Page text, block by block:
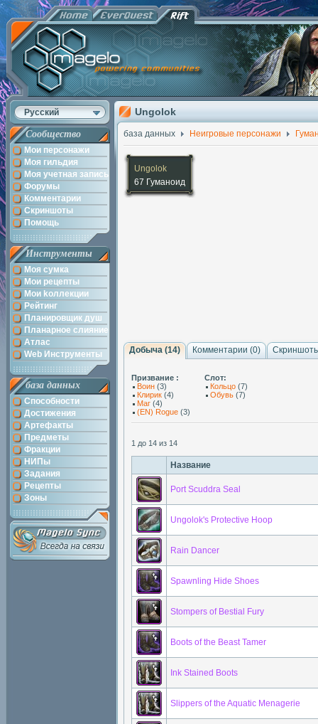
Русский
Сообщество
Мои персонажи
Моя гильдия
Моя учетная запись
Форумы
Комментарии
Скриншоты
Помощь
Инструменты
Моя сумка
Мои рецепты
Мои kоллекции
Рейтинг
Планировщик душ
Планарное слияние
Атлас
Web Инструменты
база данных
Способности
Достижения
Артефакты
Предметы
Фракции
НИПы
Задания
Рецепты
Зоны
Ungolok
база данных Неигровые персонажи
Ungolok
67 Гуманоид
Добыча (14) Комментарии (0)
Призвание :
Воин (3)
Клирик (4)
Маг (4)
(EN) Rogue (3)
Слот:
Кольцо (7)
Обувь (7)
1 до 14 из 14
Название
Port Scuddra Seal
Ungolok's Protective Hoop
Rain Dancer
Spawnling Hide Shoes
Stompers of Bestial Fury
Boots of the Beast Tamer
Ink Stained Boots
Slippers of the Aquatic Menagerie